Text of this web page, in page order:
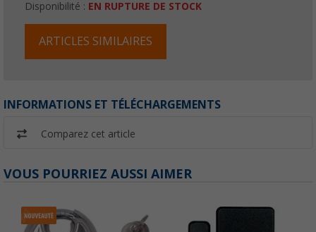
Disponibilité : EN RUPTURE DE STOCK
ARTICLES SIMILAIRES
INFORMATIONS ET TÉLÉCHARGEMENTS
Comparez cet article
VOUS POURRIEZ AUSSI AIMER